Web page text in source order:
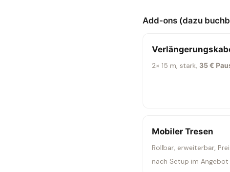
Add-ons (dazu
2× 15 m, stark, 35 €
Mobiler Tresen
Rollbar, erweiterbar,
nach Setup im Angebot